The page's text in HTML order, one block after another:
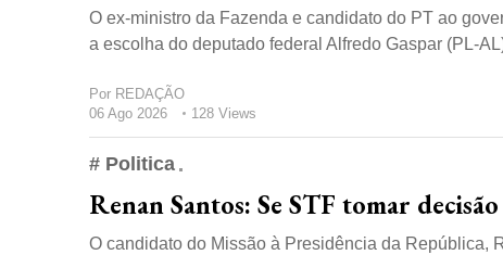
O ex-ministro da Fazenda e candidato do PT ao
a escolha do deputado federal Alfredo Gaspar (PL-
Por REDAÇÃO
06 Ago 2026
128 Views
# Politica
Renan Santos: Se STF tomar
O candidato do Missão à Presidência da República,